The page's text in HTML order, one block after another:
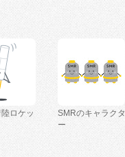
ロケッ
SMRのキャラクタ
ー